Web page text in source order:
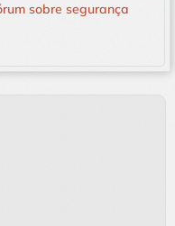
sobre segurança